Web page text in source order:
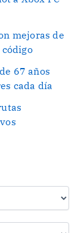
mejoras de
67 años
cada día